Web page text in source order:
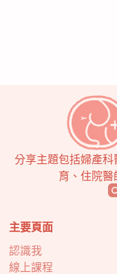
分享主題包括婦產
育、住院醫
主要頁面
認識我
線上課程